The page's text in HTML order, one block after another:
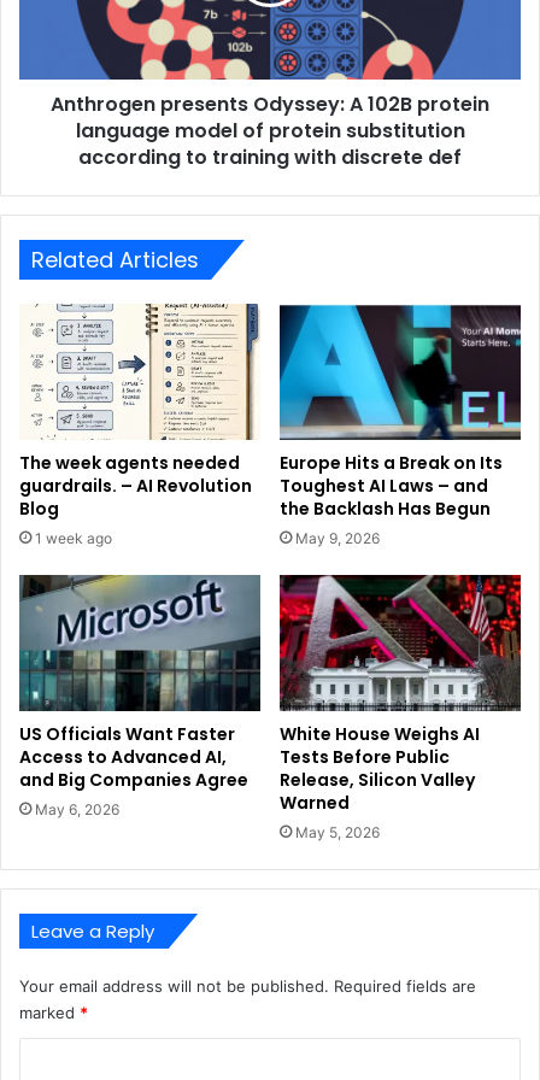
Anthrogen presents Odyssey: A 102B protein
language model of protein substitution
according to training with discrete def
Related Articles
The week agents needed
guardrails. – AI Revolution
Blog
1 week ago
Europe Hits a Break on Its
Toughest AI Laws – and
the Backlash Has Begun
May 9, 2026
US Officials Want Faster
Access to Advanced AI,
and Big Companies Agree
May 6, 2026
White House Weighs AI
Tests Before Public
Release, Silicon Valley
Warned
May 5, 2026
Leave a Reply
Your email address will not be published. Required fields are
marked *